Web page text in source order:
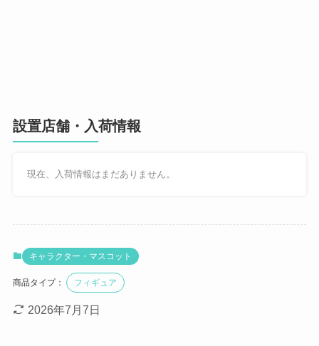
設置店舗・入荷情報
現在、入荷情報はまだありません。
キャラクター・マスコット
商品タイプ： フィギュア
2026年7月7日